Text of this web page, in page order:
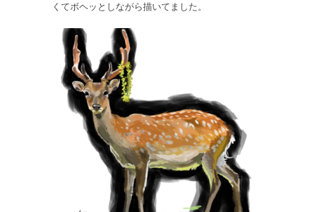
くてボヘッとしながら描いてました。